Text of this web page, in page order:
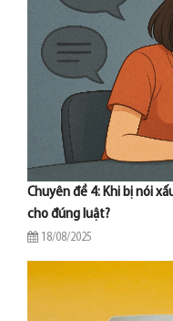
Chuyên đề 4: Khi bị nói
cho đúng luật?
18/08/2025